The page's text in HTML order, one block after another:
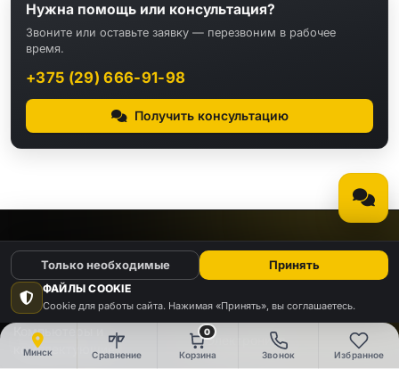
Минск Сравнение
0
Корзина Звонок Избранное
Нужна помощь или консультация?
Звоните или оставьте заявку — перезвоним в рабочее
время.
+375 (29) 666-91-98
Получить консультацию
КАТАЛОГ
Видео Аудио
Компьютеры и
комплектующие
Электроника
ФАЙЛЫ COOKIE
Cookie для работы сайта. Нажимая «Принять», вы соглашаетесь.
Только необходимые Принять